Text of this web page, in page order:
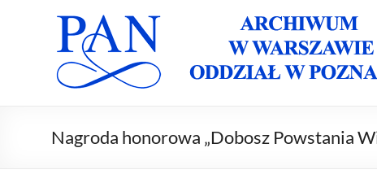
Archiwum
PAN
Oddział w
Poznaniu
Archiwum
PAN w
Warszawie
Oddział w
Nagroda honorowa „Dobosz Powstania